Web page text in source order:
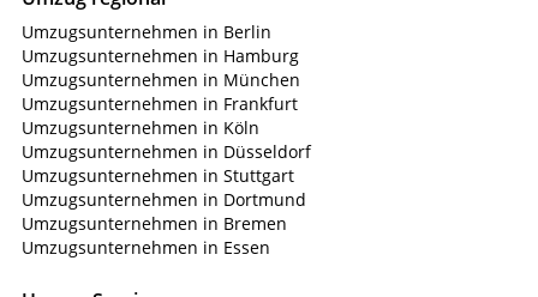
Umzugsunternehmen in Berlin
Umzugsunternehmen in Hamburg
Umzugsunternehmen in München
Umzugsunternehmen in Frankfurt
Umzugsunternehmen in Köln
Umzugsunternehmen in Düsseldorf
Umzugsunternehmen in Stuttgart
Umzugsunternehmen in Dortmund
Umzugsunternehmen in Bremen
Umzugsunternehmen in Essen